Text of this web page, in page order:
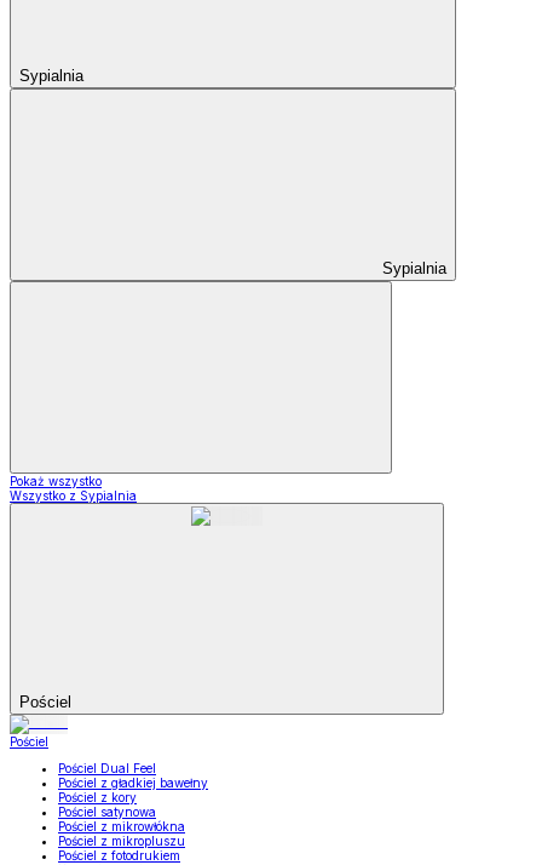
Sypialnia
Sypialnia
Pokaż wszystko
Wszystko z Sypialnia
Pościel
Pościel
Pościel Dual Feel
Pościel z gładkiej bawełny
Pościel z kory
Pościel satynowa
Pościel z mikrowłókna
Pościel z mikropluszu
Pościel z fotodrukiem